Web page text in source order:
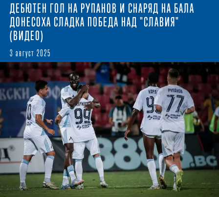
ДЕБЮТЕН ГОЛ НА РУПАНОВ И СНАРЯД НА БАЛА
ДОНЕСОХА СЛАДКА ПОБЕДА НАД "СЛАВИЯ"
(ВИДЕО)
3 август 2025